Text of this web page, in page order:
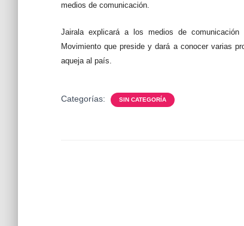
medios de comunicación.
Jairala explicará a los medios de
Movimiento que preside y dará a conocer varias
aqueja al país.
Categorías: SIN CATEGORÍA